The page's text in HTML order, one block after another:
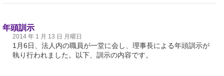
年頭訓示
2014 年 1 月 13 日 月曜日
1月6日、法人内の職員が一堂に会し、理事長による年頭訓示が
執り行われました。以下、訓示の内容です。